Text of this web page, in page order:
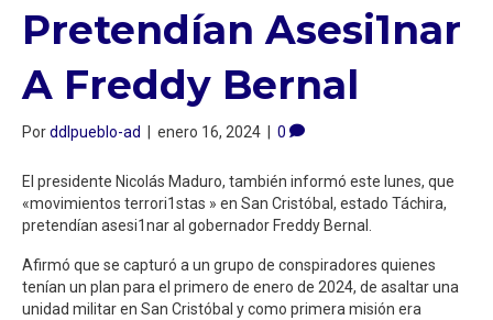
Pretendían Asesi1nar
A Freddy Bernal
Porddlpueblo-ad | enero 16, 2024 | 0
El presidente Nicolás Maduro, también informó este lunes, que
«movimientos terrori1stas » en San Cristóbal, estado Táchira,
pretendían asesi1nar al gobernador Freddy Bernal.
Afirmó que se capturó a un grupo de conspiradores quienes
tenían un plan para el primero de enero de 2024, de asaltar una
unidad militar en San Cristóbal y como primera misión era